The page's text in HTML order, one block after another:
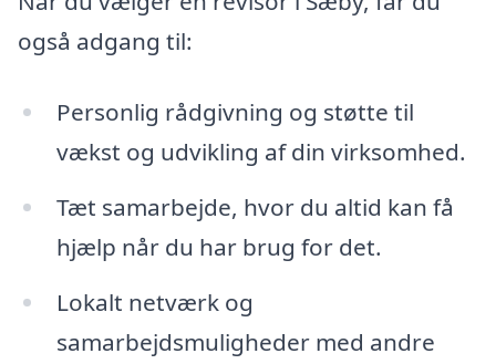
også adgang til:
Personlig rådgivning og støtte til
vækst og udvikling af din virksomhed.
Tæt samarbejde, hvor du altid kan få
hjælp når du har brug for det.
Lokalt netværk og
samarbejdsmuligheder med andre